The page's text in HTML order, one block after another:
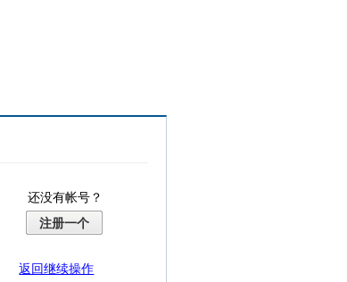
还没有帐号？
注册一个
返回继续操作